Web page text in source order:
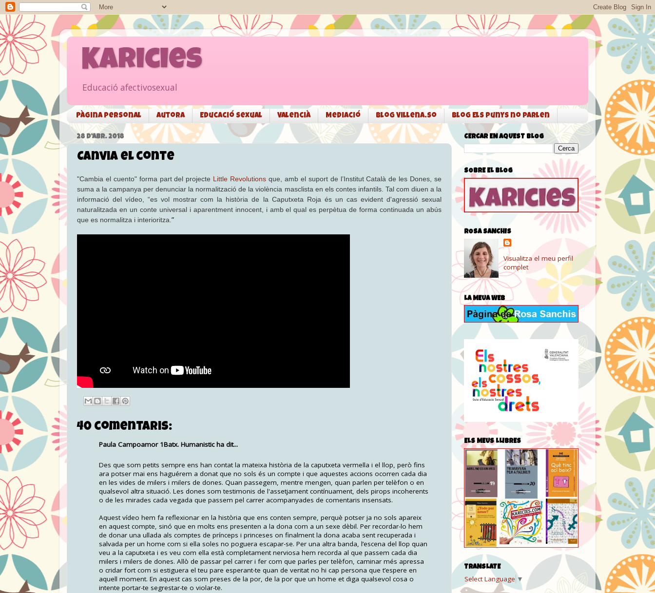
Karicies
Educació afectivosexual
Pàgina personal Autora Educació sexual Valencià Mediació Blog Villena.so Blog Els punys no parlen
28 D’ABR. 2018
Canvia el conte
"Cambia el cuento" forma part del projecte Little Revolutions que, amb el suport de l’Institut Català de les Dones, se
suma a la campanya per denunciar la normalització de la violència masclista en els contes infantils. Tal com diuen a la
informació del vídeo, “es vol mostrar com la història de la Caputxeta Roja és un cas evident d'agressió sexual
naturalitzada en un conte universal i aparentment innocent, i amb el qual es perpètua de forma continuada un abús
que es normalitza i interioritza. ”
40 comentaris:
Paula Campoamor 1Batx. Humanistic ha dit...
Des que som petits sempre ens han contat la mateixa història de la caputxeta vermella i el llop, però fins
ara potser mai ens haguérem a donat que no sols és un compte i que aquestes accions ocorren cada dia
en les vides de milers i milers de dones. Quan passegem, mentre mengen, quan parlen per telèfon o en
qualsevol altra situació. Les dones som testimonis de l'assetjament contínuament, dels pirops incoherents
o de les mirades cada vegada que passem pel carrer acompanyades de comentaris insensats.
Aquest vídeo hem fa reflexionar en la història que ens conten sempre, perquè potser ja no sols apareix
en aquest compte, sinó que en molts ens presenten a la dona com a un sexe dèbil. Per recordar-lo hem
de donar una ullada als comptes de prínceps i princeses on finalment la dona acaba sent recuperada i
salvada per un home com si ella soles no poguera escapar-se. Per una altra banda, l’escena del llop quan
veu a la caputxeta i es veu com ella està completament nerviosa hem recorda al que passem cada dia
milers i milers de dones. Allò de passar pel carrer i fer com que parles per telèfon, caminar més apressa
o cridar fort com si estiguera el teu pare esperant-te quan de veritat no hi cap persona que t’espere en
aquell moment. En aquest cas som preses de la por, de la por que un home et diga qualsevol cosa o
intente portar-te segrestar-te o violar-te.
CERCAR EN AQUEST BLOG
SOBRE EL BLOG
ROSA SANCHIS
Visualitza el meu perfil
complet
LA MEUA WEB
ELS MEUS LLIBRES
TRANSLATE
Select Language ▼